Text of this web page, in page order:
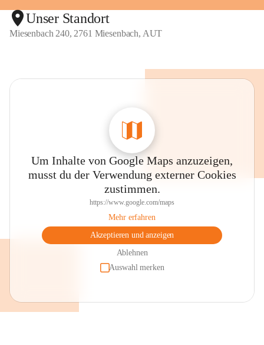
Unser Standort
Miesenbach 240, 2761 Miesenbach, AUT
Um Inhalte von Google Maps anzuzeigen,
musst du der Verwendung externer Cookies
zustimmen.
https://www.google.com/maps
Mehr erfahren
Akzeptieren und anzeigen
Ablehnen
Auswahl merken